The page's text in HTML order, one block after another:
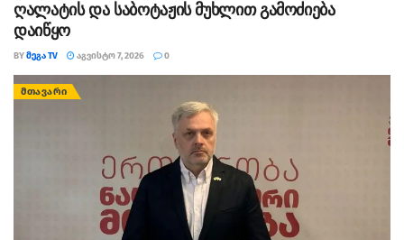
ღალატის და საბოტაჟის მუხლით გამოძიება
დაიწყო
BYᲛᲔᲒᲐ TV ᲐᲒᲕᲘᲡᲢᲝ 7, 2026 0
ᲛᲗᲐᲕᲐᲠᲘ